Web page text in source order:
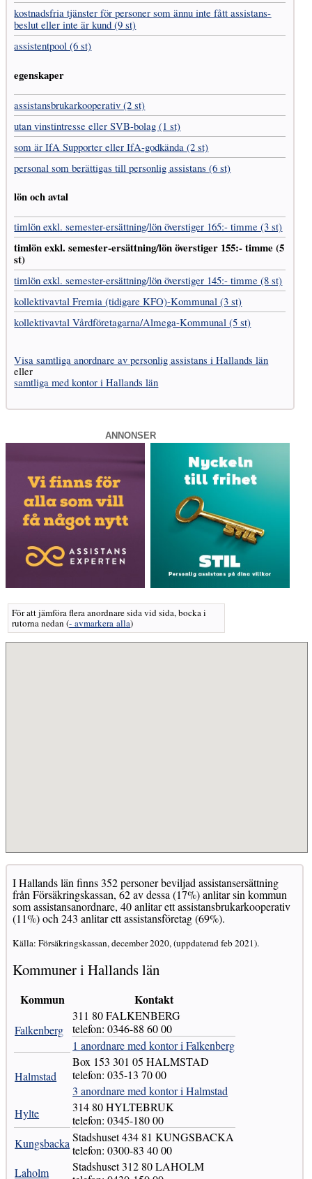
kostnads­fria tjänster för personer som ännu inte fått assistans­
beslut eller inte är kund (9 st)
assistentpool (6 st)
egenskaper
assistans­brukar­kooperativ (2 st)
utan vinst­intresse eller SVB-bolag (1 st)
som är IfA Supporter eller IfA-godkända (2 st)
personal som berättigas till personlig assistans (6 st)
lön och avtal
timlön exkl. semester-ersättning/lön överstiger 165:- timme (3 st)
timlön exkl. semester-ersättning/lön överstiger 155:- timme (5
st)
timlön exkl. semester-ersättning/lön överstiger 145:- timme (8 st)
kollektivavtal Fremia (tidigare KFO)-Kommunal (3 st)
kollektivavtal Vård­företagarna­/­Almega-Kommunal (5 st)
Visa samtliga anordnare av personlig assistans i Hallands län
eller
samtliga med kontor i Hallands län
ANNONSER
För att jämföra flera anordnare sida vid sida, bocka i
rutorna nedan(- avmarkera alla)
I Hallands län finns 352 personer beviljad assistansersättning
från Försäkringskassan, 62 av dessa (17%) anlitar sin kommun
som assistansanordnare, 40 anlitar ett assistansbrukarkooperativ
(11%) och 243 anlitar ett assistansföretag (69%).
Källa: Försäkringskassan, december 2020, (uppdaterad feb 2021).
Kommuner i Hallands län
Kommun Kontakt
Falkenberg
311 80 FALKENBERG
telefon: 0346-88 60 00
1 anordnare med kontor i Falkenberg
Halmstad
Box 153 301 05 HALMSTAD
telefon: 035-13 70 00
3 anordnare med kontor i Halmstad
Hylte
314 80 HYLTEBRUK
telefon: 0345-180 00
Kungsbacka Stadshuset 434 81 KUNGSBACKA
telefon: 0300-83 40 00
Laholm
Stadshuset 312 80 LAHOLM